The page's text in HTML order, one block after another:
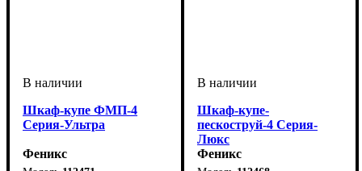
Шкаф-купе ФМП-4
Серия-Ультра
Феникс
Шкаф-купе-
пескоструй-4 Серия-
Люкс
Феникс